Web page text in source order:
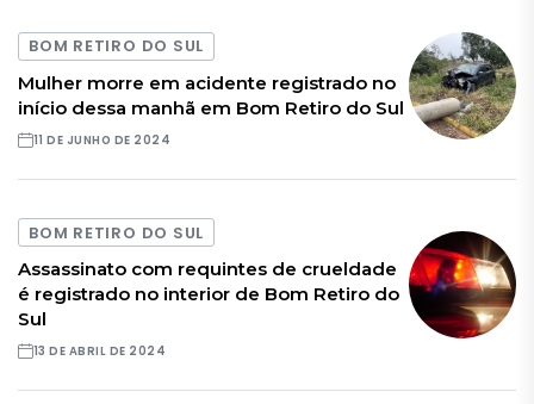
BOM RETIRO DO SUL
Mulher morre em acidente registrado no
início dessa manhã em Bom Retiro do Sul
11 DE JUNHO DE 2024
BOM RETIRO DO SUL
Assassinato com requintes de crueldade
é registrado no interior de Bom Retiro do
Sul
13 DE ABRIL DE 2024